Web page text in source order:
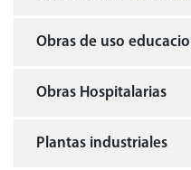
Obras de uso
Obras Hospitalarias
Plantas industriales